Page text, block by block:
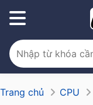
Trang chủ CPU